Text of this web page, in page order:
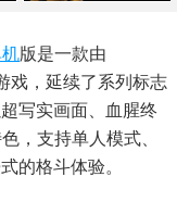
版是一款由
戏，延续了系列标志
写实画面、血腥终
，支持单人模式、
的格斗体验。